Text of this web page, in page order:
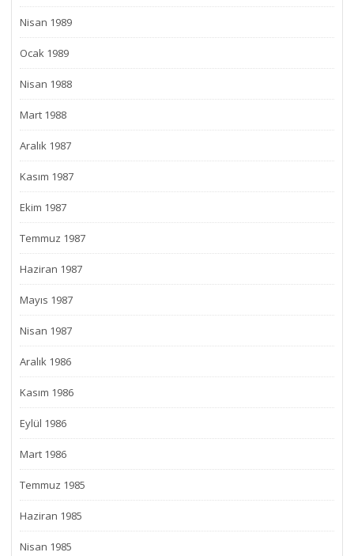
Nisan 1989
Ocak 1989
Nisan 1988
Mart 1988
Aralık 1987
Kasım 1987
Ekim 1987
Temmuz 1987
Haziran 1987
Mayıs 1987
Nisan 1987
Aralık 1986
Kasım 1986
Eylül 1986
Mart 1986
Temmuz 1985
Haziran 1985
Nisan 1985